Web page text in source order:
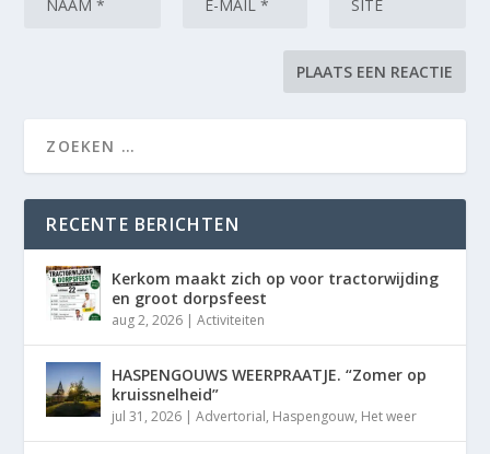
RECENTE BERICHTEN
Kerkom maakt zich op voor tractorwijding
en groot dorpsfeest
aug 2, 2026 |Activiteiten
HASPENGOUWS WEERPRAATJE. “Zomer op
kruissnelheid”
jul 31, 2026 |Advertorial, Haspengouw, Het weer